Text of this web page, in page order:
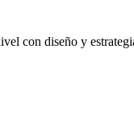
con diseño y